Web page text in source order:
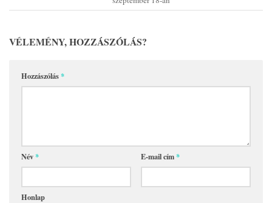
VÉLEMÉNY, HOZZÁSZÓLÁS?
Hozzászólás*
Név* E-mail cím*
Honlap